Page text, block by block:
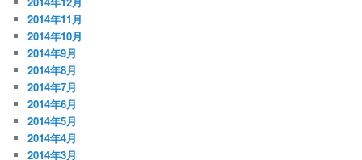
2014年11月
2014年10月
2014年9月
2014年8月
2014年7月
2014年6月
2014年5月
2014年4月
2014年3月